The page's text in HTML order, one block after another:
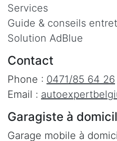
Services
Guide & conseils
Solution AdBlue
Contact
Phone : 0471/85 64 26
Email :
Garagiste à
Garage mobile à